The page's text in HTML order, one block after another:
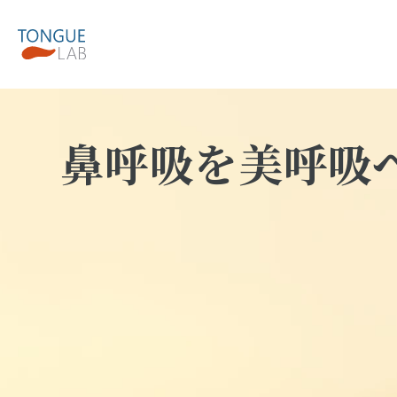
鼻呼吸を美呼吸